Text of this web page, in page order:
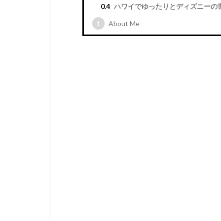
0.4 ハワイでゆったりとディズニーの
1 About Me